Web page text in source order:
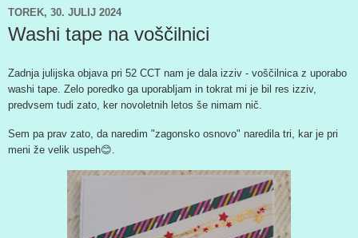
TOREK, 30. JULIJ 2024
Washi tape na voščilnici
Zadnja julijska objava pri 52 CCT nam je dala izziv - voščilnica z uporabo
washi tape. Zelo poredko ga uporabljam in tokrat mi je bil res izziv,
predvsem tudi zato, ker novoletnih letos še nimam nič.
Sem pa prav zato, da naredim "zagonsko osnovo" naredila tri, kar je pri
meni že velik uspeh😊.